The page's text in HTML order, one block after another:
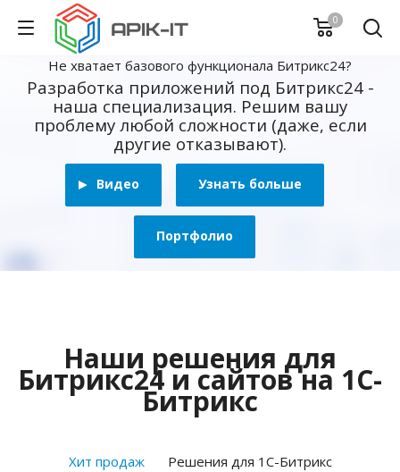
0
Не хватает базового функционала Битрикс24?
Разработка приложений под Битрикс24 -
наша специализация. Решим вашу
проблему любой сложности (даже, если
другие отказывают).
Видео Узнать больше
Портфолио
Наши решения для
Битрикс24 и сайтов на 1С-
Битрикс
Хит продаж Решения для 1С-Битрикс